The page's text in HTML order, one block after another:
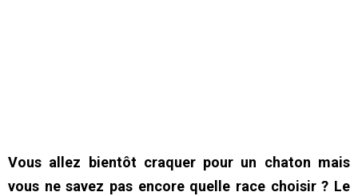
Vous allez bientôt craquer pour un chaton mais
vous ne savez pas encore quelle race choisir ? Le